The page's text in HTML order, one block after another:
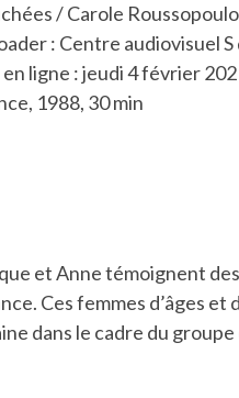
/ Carole
: Centre audiovisuel
ligne : jeudi 4 février
1988, 30 min
et Anne témoignent
Ces femmes d’âges et
dans le cadre du groupe